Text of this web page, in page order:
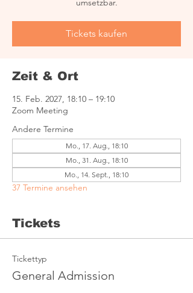
umsetzbar.
Tickets kaufen
Zeit & Ort
15. Feb. 2027, 18:10 – 19:10
Zoom Meeting
Andere Termine
Mo., 17. Aug., 18:10
Mo., 31. Aug., 18:10
Mo., 14. Sept., 18:10
37 Termine ansehen
Tickets
Tickettyp
General Admission